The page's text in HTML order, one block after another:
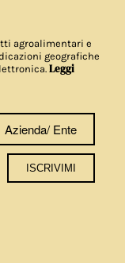
agroalimentari e
geografiche
Leggi